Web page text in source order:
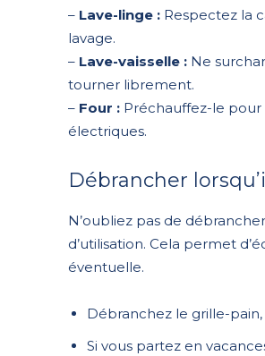
– Lave-linge : Respectez la
lavage.
– Lave-vaisselle : Ne
tourner librement.
– Four : Préchauffez-le
électriques.
Débrancher
N’oubliez pas de
d’utilisation. Cela permet
éventuelle.
Débranchez le grille-
Si vous partez en